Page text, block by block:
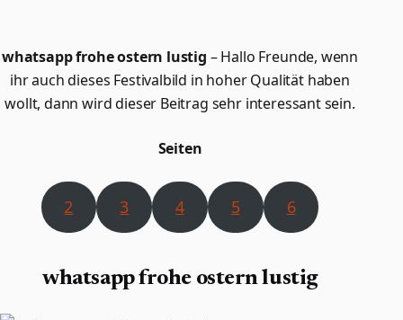
whatsapp frohe ostern lustig – Hallo Freunde, wenn
ihr auch dieses Festivalbild in hoher Qualität haben
wollt, dann wird dieser Beitrag sehr interessant sein.
Seiten
2 3 4 5 6
whatsapp frohe ostern lustig